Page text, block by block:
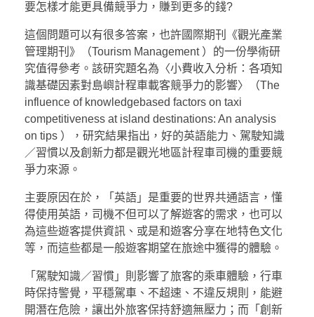
要怎樣才能更具備競爭力，賺到更多的錢?
這個問題可以有很多答案，也許國際期刊《觀光產業
管理期刊》（Tourism Management ）的一份學術研
究值得參考。該研究題名為〈小費收入分析：各項知
識基礎因素對島嶼計程車載客競爭力的影響〉（The
influence of knowledgebased factors on taxi
competitiveness at island destinations: An analysis
on tips ），研究結果指出，好的英語能力、駕駛知識
／習慣以及創新力都是觀光地區計程車司機的重要競
爭力來源。
主要原因在於，「英語」是重要的世界共通語言，懂
得使用英語，司機不但可以了解遊客的需求，也可以
為這些遊客提供資訊、或是和遊客分享在地特色文化
等，而這些都是一般遊客期望在旅途中獲得的體驗。
「駕駛知識／習慣」則影響了旅客的乘車體驗，行車
時保持警覺，平穩駕車、不超速、不違反規則，能避
開潛在危險，讓出外旅客保持舒適無壓力；而「創新